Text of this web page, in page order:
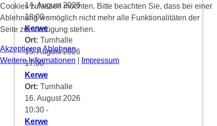
14. August 2026
18:00-
Kerwe
Ort: Turnhalle
15. August 2026
17:00-
Kerwe
Ort: Turnhalle
16. August 2026
10:30 -
Kerwe
Cookies zulassen möchten. Bitte beachten Sie, dass bei einer
Ablehnung womöglich nicht mehr alle Funktionalitäten der
Seite zur Verfügung stehen.
Akzeptieren Ablehnen
Weitere Informationen
Impressum